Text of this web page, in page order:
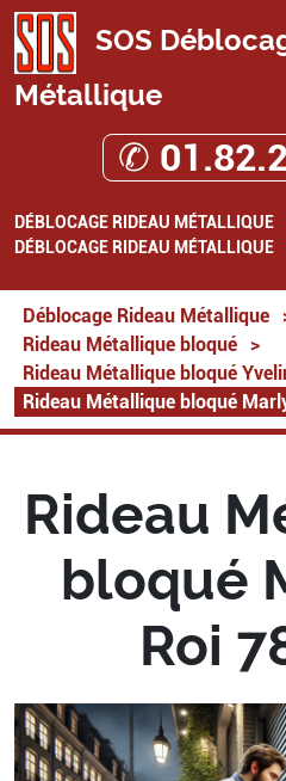
SOS
Métallique
✆
DÉBLOCAGE RIDEAU MÉTALLIQUE
DÉBLOCAGE RIDEAU MÉTALLIQUE
Déblocage Rideau Métallique
Rideau Métallique bloqué
>
Rideau Métallique bloqué
Rideau Métallique bloqué
Rideau
bloqué
Roi